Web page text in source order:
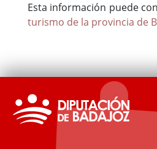
Esta información puede
turismo de la provincia de